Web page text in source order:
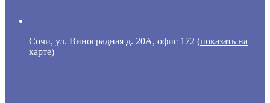
Сочи, ул. Виноградная д. 20А, офис 172 (показать на
карте)